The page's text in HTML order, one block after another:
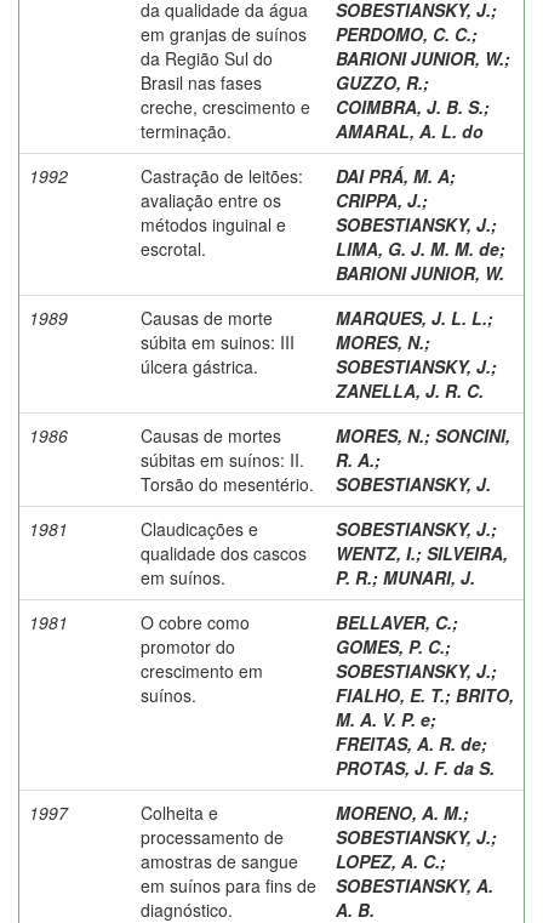
da qualidade da água
em granjas de suínos
da Região Sul do
Brasil nas fases
creche, crescimento e
terminação.
SOBESTIANSKY, J.;
PERDOMO, C. C.;
BARIONI JUNIOR, W.;
GUZZO, R.;
COIMBRA, J. B. S.;
AMARAL, A. L. do
1992
Castração de leitões:
avaliação entre os
métodos inguinal e
escrotal.
DAI PRÁ, M. A;
CRIPPA, J.;
SOBESTIANSKY, J.;
LIMA, G. J. M. M. de;
BARIONI JUNIOR, W.
1989
Causas de morte
súbita em suinos: III
úlcera gástrica.
MARQUES, J. L. L.;
MORES, N.;
SOBESTIANSKY, J.;
ZANELLA, J. R. C.
1986
Causas de mortes
súbitas em suínos: II.
Torsão do mesentério.
MORES, N.; SONCINI,
R. A.;
SOBESTIANSKY, J.
1981
Claudicações e
qualidade dos cascos
em suínos.
SOBESTIANSKY, J.;
WENTZ, I.; SILVEIRA,
P. R.; MUNARI, J.
1981
O cobre como
promotor do
crescimento em
suínos.
BELLAVER, C.;
GOMES, P. C.;
SOBESTIANSKY, J.;
FIALHO, E. T.; BRITO,
M. A. V. P. e;
FREITAS, A. R. de;
PROTAS, J. F. da S.
1997
Colheita e
processamento de
amostras de sangue
em suínos para fins de
diagnóstico.
MORENO, A. M.;
SOBESTIANSKY, J.;
LOPEZ, A. C.;
SOBESTIANSKY, A.
A. B.